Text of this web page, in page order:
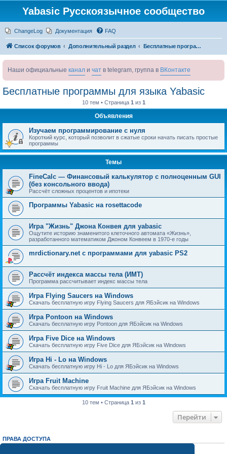
Yabasic Русскоязычное сообщество
ChangeLog Документация FAQ
Список форумов Дополнительный раздел Бесплатные программы для языка Yabasic
Наши официальные канал и чат в telegram, группа в ВКонтакте
Бесплатные программы для языка Yabasic
10 тем • Страница 1 из 1
Объявления
Изучаем программирование с нуля
Короткий курс, который позволит в сжатые сроки начать писать простые
программы
Темы
FineCalc — Финансовый калькулятор с полноценным GUI
(без консольного ввода)
Рассчёт сложных процентов и ипотеки
Программы Yabasic на rosettacode
Игра "Жизнь" Джона Конвея для yabasic
Ощутите историю знаменитого клеточного автомата «Жизнь»,
разработанного математиком Джоном Конвеем в 1970-е годы
mrdictionary.net с программами для yabasic PS2
Рассчёт индекса массы тела (ИМТ)
Программа рассчитывает индекс массы тела
Игра Flying Saucers на Windows
Скачать бесплатную игру Flying Saucers для ЯБэйсик на Windows
Игра Pontoon на Windows
Скачать бесплатную игру Pontoon для ЯБэйсик на Windows
Игра Five Dice на Windows
Скачать бесплатную игру Five Dice для ЯБэйсик на Windows
Игра Hi - Lo на Windows
Скачать бесплатную игру Hi - Lo для ЯБэйсик на Windows
Игра Fruit Machine
Скачать бесплатную игру Fruit Machine для ЯБэйсик на Windows
10 тем • Страница 1 из 1
Перейти
ПРАВА ДОСТУПА